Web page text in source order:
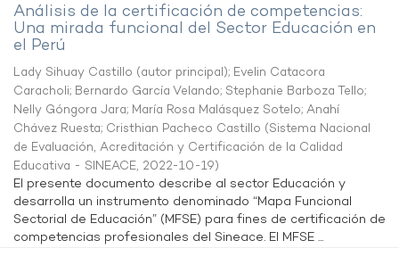
Análisis de la certificación de competencias:
Una mirada funcional del Sector Educación en
el Perú
Lady Sihuay Castillo (autor principal); Evelin Catacora
Caracholi; Bernardo García Velando; Stephanie Barboza Tello;
Nelly Góngora Jara; María Rosa Malásquez Sotelo; Anahí
Chávez Ruesta; Cristhian Pacheco Castillo (Sistema Nacional
de Evaluación, Acreditación y Certificación de la Calidad
Educativa - SINEACE, 2022-10-19)
El presente documento describe al sector Educación y
desarrolla un instrumento denominado “Mapa Funcional
Sectorial de Educación” (MFSE) para fines de certificación de
competencias profesionales del Sineace. El MFSE ...